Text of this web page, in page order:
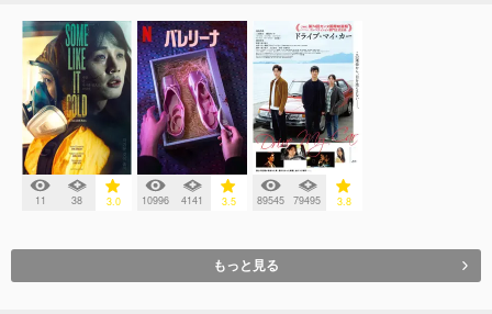
11 38 3.0 10996 4141 3.5 89545 79495 3.8
もっと見る